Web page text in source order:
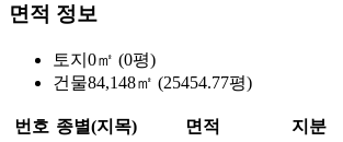
면적 정보
토지 0㎡ (0평)
건물84,148㎡ (25454.77평)
번호 종별(지목) 면적 지분